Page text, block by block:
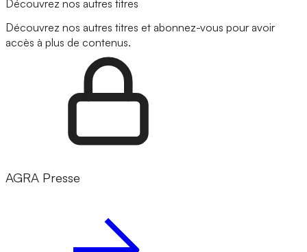
Découvrez nos autres titres
Découvrez nos autres titres et abonnez-vous pour avoir
accès à plus de contenus.
AGRA Presse